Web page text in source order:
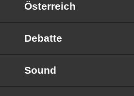
Österreich
Debatte
Sound